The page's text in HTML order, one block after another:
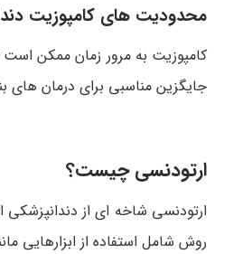
محدودیت های کامپوزیت
کامپوزیت به مرور زمان ممکن
جایگزین مناسبی برای درمان های
ارتودنسی چیست؟
ارتودنسی شاخه ای از
روش شامل استفاده از ابزارهایی